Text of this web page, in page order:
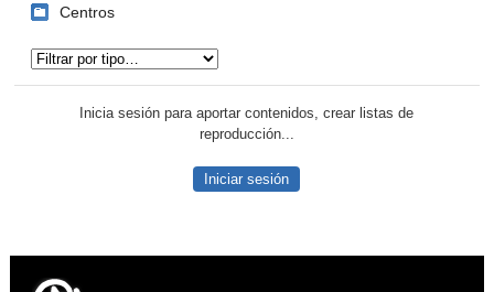
Centros
Inicia sesión para aportar contenidos, crear listas de
reproducción...
Iniciar sesión